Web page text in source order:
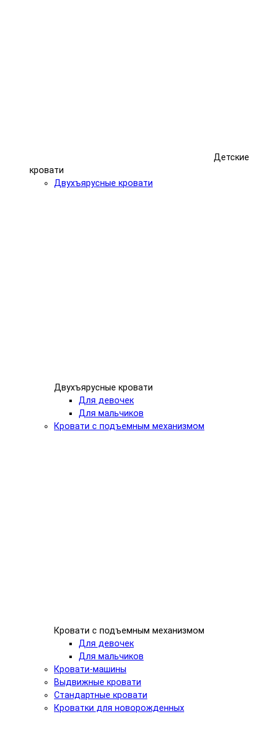
Детские
кровати
Двухъярусные кровати
Двухъярусные кровати
Для девочек
Для мальчиков
Кровати с подъемным механизмом
Кровати с подъемным механизмом
Для девочек
Для мальчиков
Кровати-машины
Выдвижные кровати
Стандартные кровати
Кроватки для новорожденных